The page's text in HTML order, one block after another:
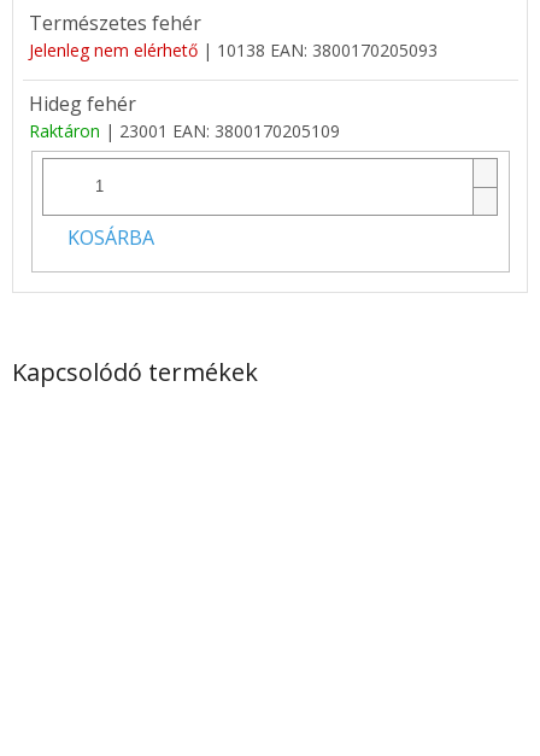
Kapcsolódó termékek
Természetes fehér
Jelenleg nem elérhető | 10138 EAN: 3800170205093
Hideg fehér
Raktáron | 23001 EAN: 3800170205109
KOSÁRBA